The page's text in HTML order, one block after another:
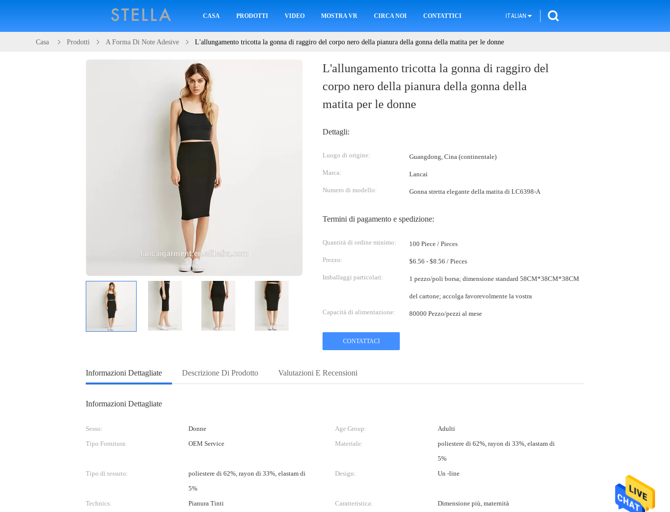
CASA PRODOTTI VIDEO MOSTRA VR CIRCA NOI CONTATTICI ITALIAN
Casa Prodotti A Forma Di Note Adesive L'allungamento tricotta la gonna di raggiro del corpo nero della pianura della gonna della matita per le donne
L'allungamento tricotta la gonna di raggiro del
corpo nero della pianura della gonna della
matita per le donne
Dettagli:
Luogo di origine: Guangdong, Cina (continentale)
Marca: Lancai
Numero di modello: Gonna stretta elegante della matita di LC6398-A
Termini di pagamento e spedizione:
Quantità di ordine minimo: 100 Piece / Pieces
Prezzo: $6.56 - $8.56 / Pieces
Imballaggi particolari: 1 pezzo/poli borsa; dimensione standard 58CM*38CM*38CM
del cartone; accolga favorevolmente la vostra
Capacità di alimentazione: 80000 Pezzo/pezzi al mese
CONTATTACI
Informazioni Dettagliate Descrizione Di Prodotto Valutazioni E Recensioni
Informazioni Dettagliate
Sesso: Donne Age Group:
Adulti
Tipo Fornitura:
OEM Service Materiale:
poliestere di 62%, rayon di 33%, elastam di
5%
Tipo di tessuto:
poliestere di 62%, rayon di 33%, elastam di
5%
Design: Un -line
Technics: Pianura Tinti Caratteristica:
Dimensione più, maternità